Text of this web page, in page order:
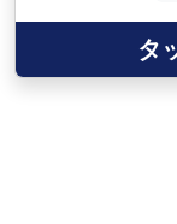
タ